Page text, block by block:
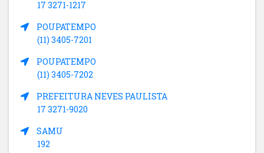
17 3271-1217
POUPATEMPO
(11) 3405-7201
POUPATEMPO
(11) 3405-7202
PREFEITURA NEVES PAULISTA
17 3271-9020
SAMU
192